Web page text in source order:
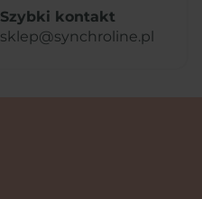
Szybki kontakt
sklep@synchroline.pl